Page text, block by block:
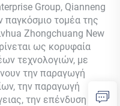
Group, Qianneng
παγκόσμιο τομέα της
Zhongchuang New
ως κορυφαία
τεχνολογιών, με
την παραγωγή
την παραγωγή
την επένδυση και